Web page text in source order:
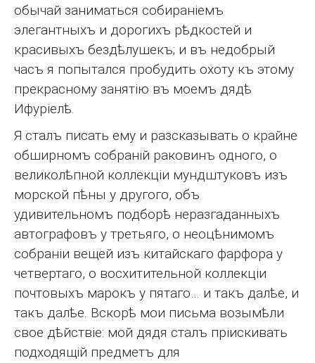
обычай заниматься собираніемъ
элегантныхъ и дорогихъ рѣдкостей и
красивыхъ бездѣлушекъ; и въ недобрый
часъ я попытался пробудить охоту къ этому
прекрасному занятію въ моемъ дядѣ
Ифуріелѣ.
Я сталъ писать ему и разсказывать о крайне
обширномъ собраній раковинъ одного, о
великолѣпной коллекціи мундштуковъ изъ
морской пѣны у другого, объ
удивительномъ подборѣ неразгаданныхъ
автографовъ у третьяго, о неоцѣнимомъ
собраніи вещей изъ китайскаго фарфора у
четвертаго, о восхитительной коллекціи
почтовыхъ марокъ у пятаго… и такъ далѣе, и
такъ далѣе. Вскорѣ мои письма возымѣли
свое дѣйствіе: мой дядя сталъ пріискивать
подходящій предметъ для